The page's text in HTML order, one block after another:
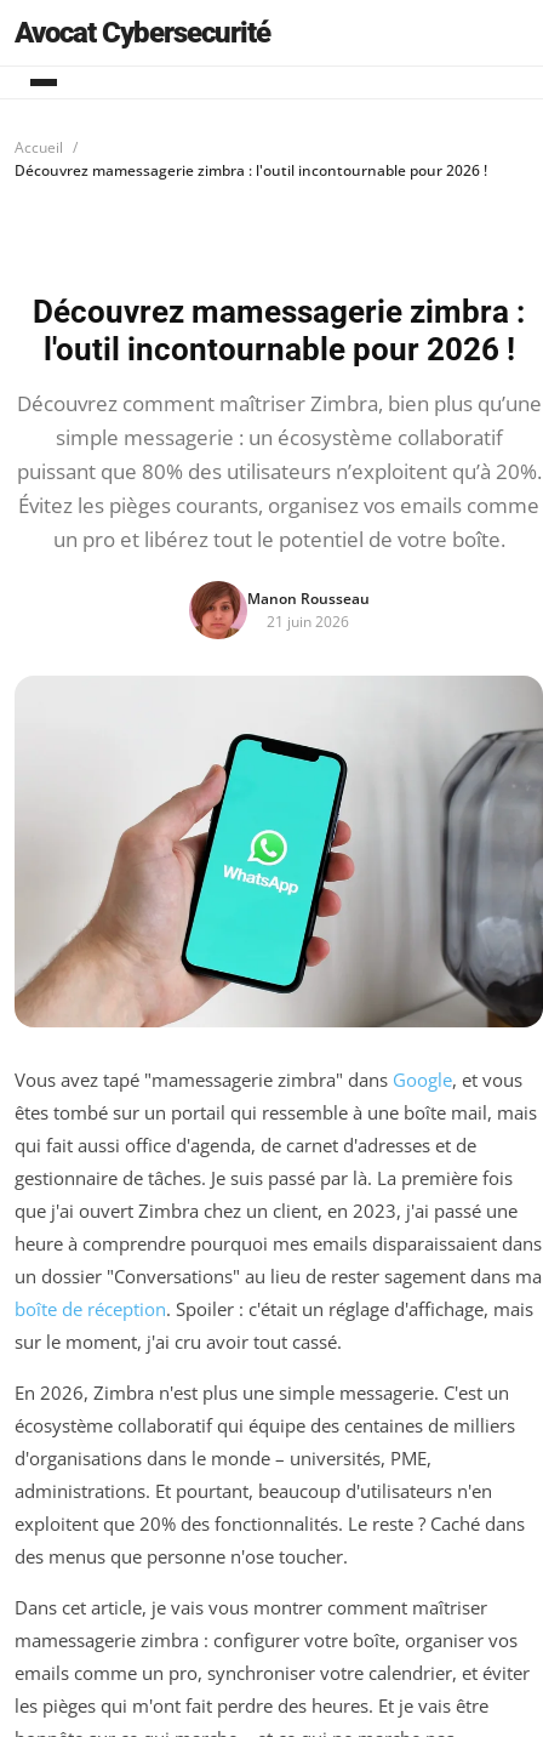
Avocat Cybersecurité
Accueil
Découvrez mamessagerie zimbra : l'outil incontournable pour 2026 !
Découvrez mamessagerie zimbra :
l'outil incontournable pour 2026 !
Découvrez comment maîtriser Zimbra, bien plus qu’une
simple messagerie : un écosystème collaboratif
puissant que 80% des utilisateurs n’exploitent qu’à 20%.
Évitez les pièges courants, organisez vos emails comme
un pro et libérez tout le potentiel de votre boîte.
Manon Rousseau
21 juin 2026
Vous avez tapé "mamessagerie zimbra" dans Google, et vous
êtes tombé sur un portail qui ressemble à une boîte mail, mais
qui fait aussi office d'agenda, de carnet d'adresses et de
gestionnaire de tâches. Je suis passé par là. La première fois
que j'ai ouvert Zimbra chez un client, en 2023, j'ai passé une
heure à comprendre pourquoi mes emails disparaissaient dans
un dossier "Conversations" au lieu de rester sagement dans ma
boîte de réception. Spoiler : c'était un réglage d'affichage, mais
sur le moment, j'ai cru avoir tout cassé.
En 2026, Zimbra n'est plus une simple messagerie. C'est un
écosystème collaboratif qui équipe des centaines de milliers
d'organisations dans le monde – universités, PME,
administrations. Et pourtant, beaucoup d'utilisateurs n'en
exploitent que 20% des fonctionnalités. Le reste ? Caché dans
des menus que personne n'ose toucher.
Dans cet article, je vais vous montrer comment maîtriser
mamessagerie zimbra : configurer votre boîte, organiser vos
emails comme un pro, synchroniser votre calendrier, et éviter
les pièges qui m'ont fait perdre des heures. Et je vais être